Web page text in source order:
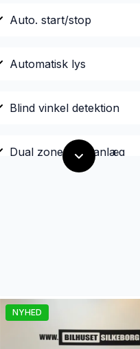
Auto. start/stop
Automatisk lys
Blind vinkel detektion
Dual zone klimaanlæg
Head-Up Display
NYHED